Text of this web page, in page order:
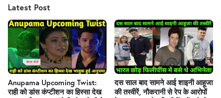
Latest Post
Anupama Upcoming Twist:
राही को डांस कंप्टीशन का हिस्सा देख
दस साल बाद सामने आई शाइनी आहूजा
की तस्वीरें, नौकरानी से रेप के आरोपों